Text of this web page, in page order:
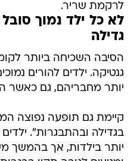
לרקמת שריר.
לא כל ילד נמוך
גדילה
הסיבה השכיחה ביותר
גנטיקה. ילדים להורים
יותר מחבריהם, גם כאשר
קיימת גם תופעה נפוצה
בגדילה ובהתבגרות".
יותר בילדות, אך בהמשך